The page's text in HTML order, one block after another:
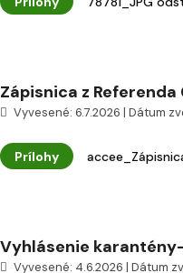
Zápisnica z
Vyvesené: 6.7.2026 | Dátum
Prílohy
Vyhlásenie
Vyvesené: 4.6.2026 | Dátum